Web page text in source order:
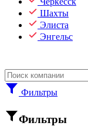
Шахты
Элиста
Энгельс
Фильтры
Фильтры